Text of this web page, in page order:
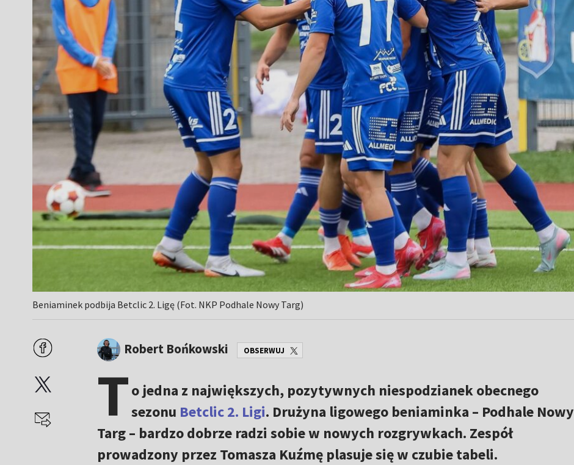
Beniaminek podbija Betclic 2. Ligę (Fot. NKP Podhale Nowy Targ)
Robert Bońkowski OBSERWUJ
To jedna z największych, pozytywnych niespodzianek obecnego
sezonu Betclic 2. Ligi. Drużyna ligowego beniaminka – Podhale Nowy
Targ – bardzo dobrze radzi sobie w nowych rozgrywkach. Zespół
prowadzony przez Tomasza Kuźmę plasuje się w czubie tabeli.